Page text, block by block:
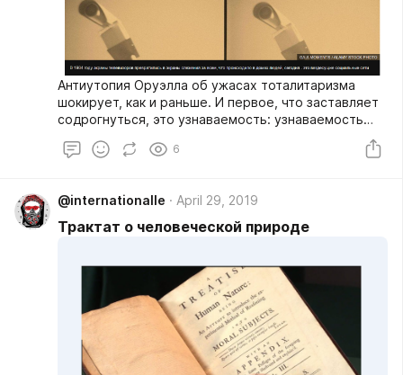
Антиутопия Оруэлла об ужасах тоталитаризма
шокирует, как и раньше. И первое, что заставляет
содрогнуться, это узнаваемость: узнаваемость
6
@internationalle April 29, 2019
Трактат о человеческой природе